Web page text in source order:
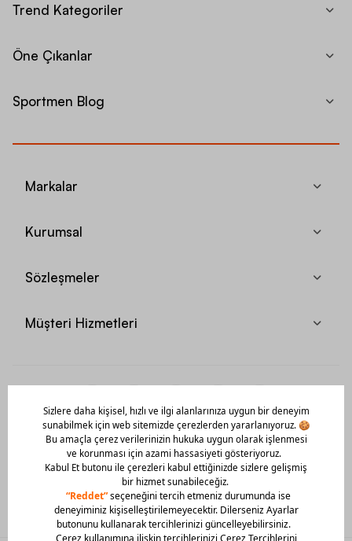
Trend Kategoriler
Öne Çıkanlar
Sportmen Blog
Markalar
Kurumsal
Sözleşmeler
Müşteri Hizmetleri
Mobil Uygulamamızı Hemen İndir!